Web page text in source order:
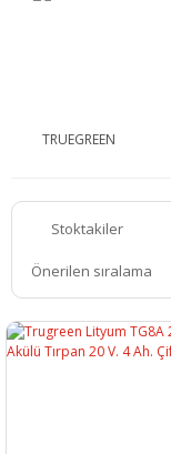
TRUEGREEN
Stoktakiler